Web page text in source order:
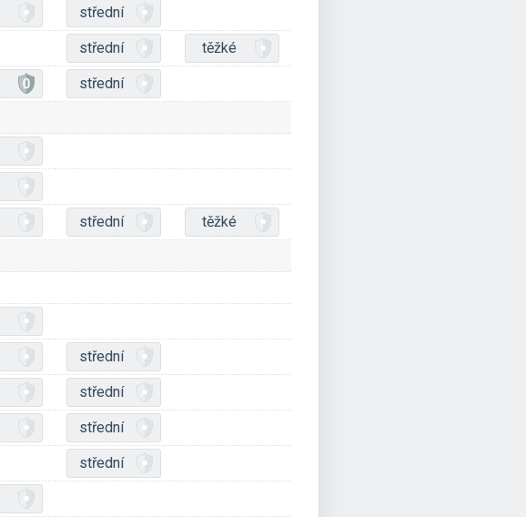
střední
střední těžké
střední
střední
těžké
střední
střední
střední
střední